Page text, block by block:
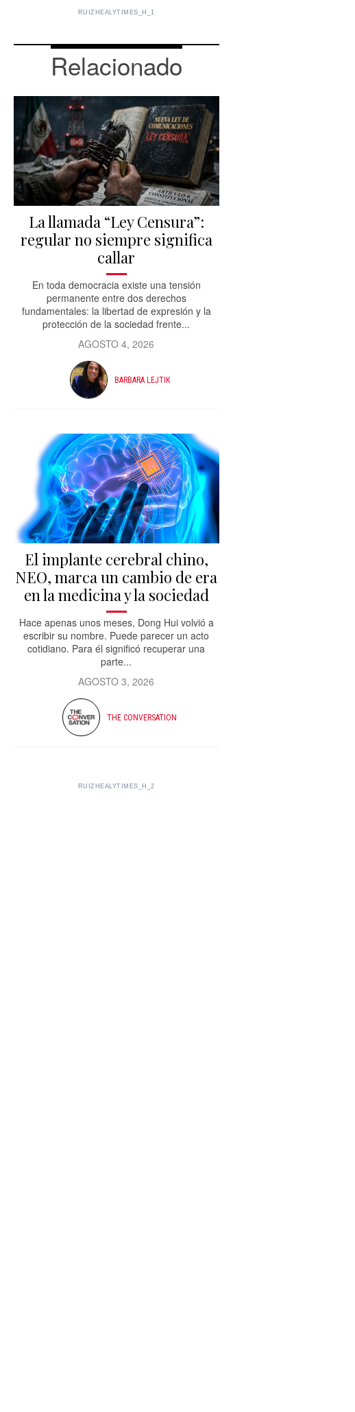
RUIZHEALYTIMES_H_1
Relacionado
La llamada “Ley Censura”:
regular no siempre significa
callar
En toda democracia existe una tensión
permanente entre dos derechos
fundamentales: la libertad de expresión y la
protección de la sociedad frente...
AGOSTO 4, 2026
BARBARA LEJTIK
El implante cerebral chino,
NEO, marca un cambio de era
en la medicina y la sociedad
Hace apenas unos meses, Dong Hui volvió a
escribir su nombre. Puede parecer un acto
cotidiano. Para él significó recuperar una
parte...
AGOSTO 3, 2026
THE CONVERSATION
RUIZHEALYTIMES_H_2